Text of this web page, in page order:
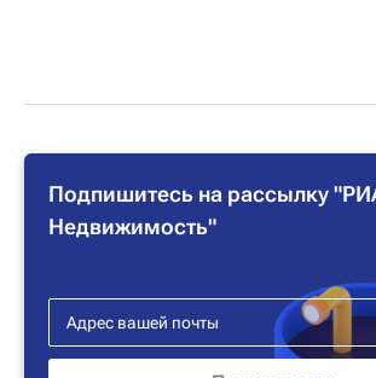
Подпишитесь на рассылку
Недвижимость"